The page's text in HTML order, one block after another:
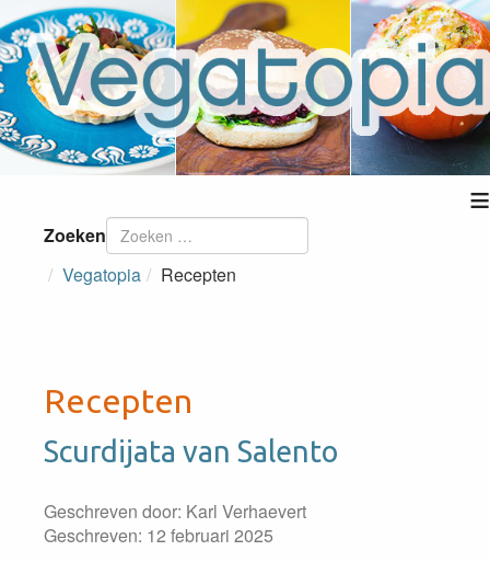
≡
Zoeken
Vegatopia
Recepten
Recepten
Scurdijata van Salento
Geschreven door: Karl Verhaevert
Geschreven: 12 februari 2025